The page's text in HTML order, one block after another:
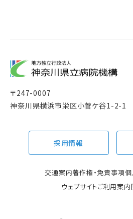
〒247-0007
神奈川県横浜市栄区小菅ケ谷1-2-1
採用情報
交通案内著作権・免責事項
ウェブサイトご利用案内